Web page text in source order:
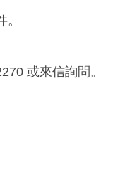
或來信詢問。